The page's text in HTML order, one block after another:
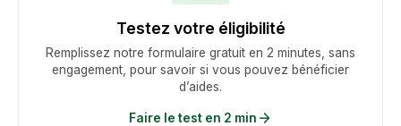
Testez votre éligibilité
Remplissez notre formulaire gratuit en 2 minutes, sans
engagement, pour savoir si vous pouvez bénéficier
d’aides.
Faire le test en 2 min